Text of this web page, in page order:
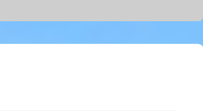
je huid geplaatst en zachtjes